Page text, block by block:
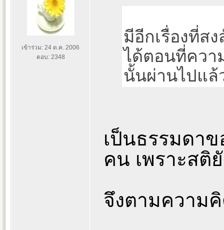
เข้าร่วม: 24 ต.ค. 2006
ตอบ: 2348
มีอีกเรื่องที่ส
ได้ตอนที่ควา
นั้นผ่านไปแล้
เป็นธรรมดา
คน เพราะสติ
จึงตามความ